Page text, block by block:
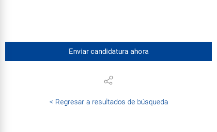
Enviar candidatura ahora
< Regresar a resultados de búsqueda